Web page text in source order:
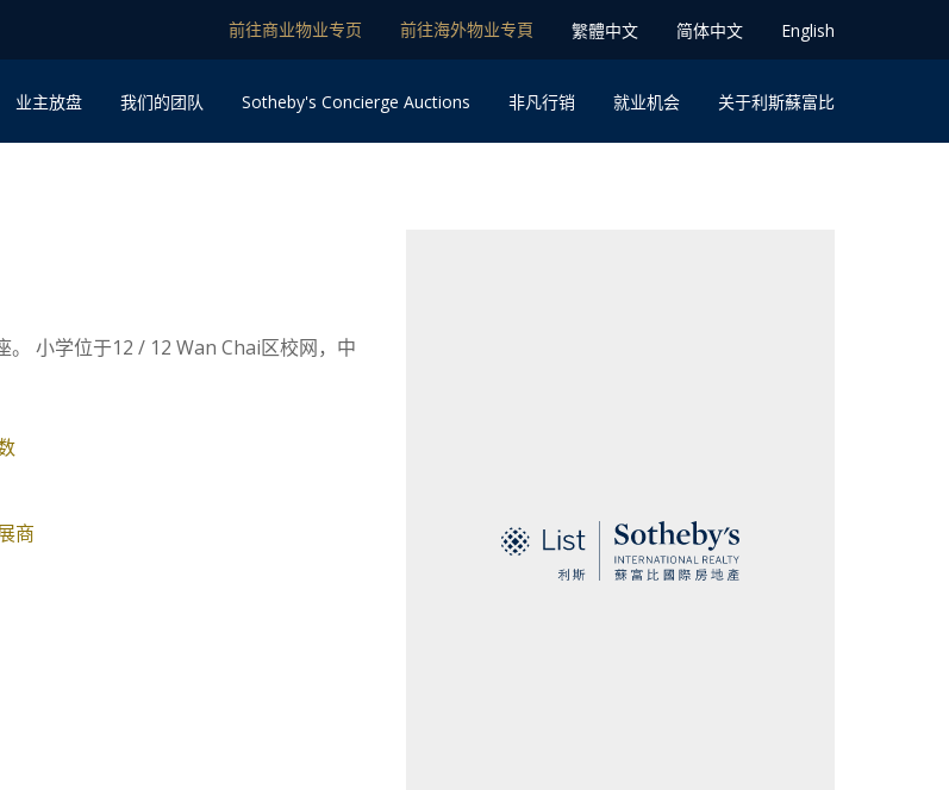
前往商业物业专页 前往海外物业专⾴ 䌓體中文 简体中⽂ English
业主放盘 我们的团队 Sotheby's Concierge Auctions ⾮凡⾏销 就业机会 关于利斯蘇富比
小学位于12 / 12 Wan Chai区校网，中
商